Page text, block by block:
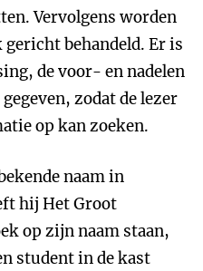
Vervolgens worden
behandeld. Er is
de voor- en nadelen
zodat de lezer
op kan zoeken.
naam in
hij Het Groot
op zijn naam staan,
student in de kast